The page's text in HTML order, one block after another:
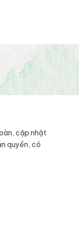
cập nhật
quyền, có